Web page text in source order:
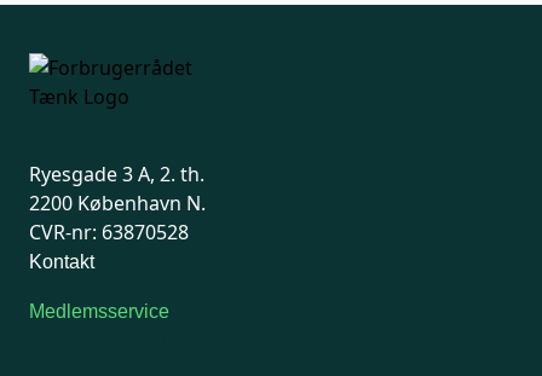
Ryesgade 3 A, 2. th.
2200 København N.
CVR-nr: 63870528
Kontakt
Medlemsservice